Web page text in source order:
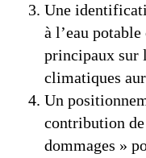
Une
à l’eau
principaux sur
climatiques
Un
contribution de
dommages »